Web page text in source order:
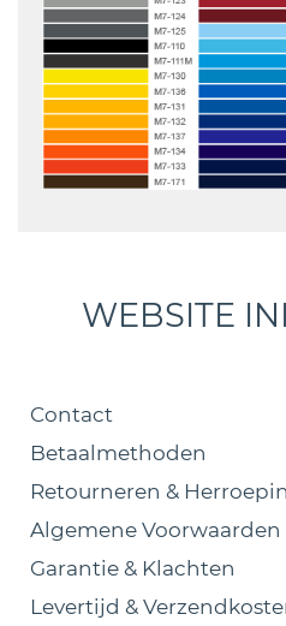
WEBSITE
Contact
Betaalmethoden
Retourneren &
Algemene Voorwaarden
Garantie & Klachten
Levertijd &